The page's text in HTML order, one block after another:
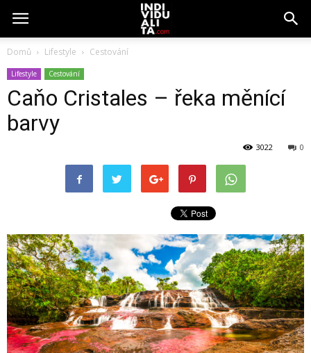
Domů Lifestyle Cestování
Lifestyle Cestování
Caňo Cristales – řeka měnící
barvy
0
3022